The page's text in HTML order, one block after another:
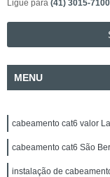
Ligue para (41) 3015-7100
MENU
cabeamento cat6 valor
cabeamento cat6 São
instalação de